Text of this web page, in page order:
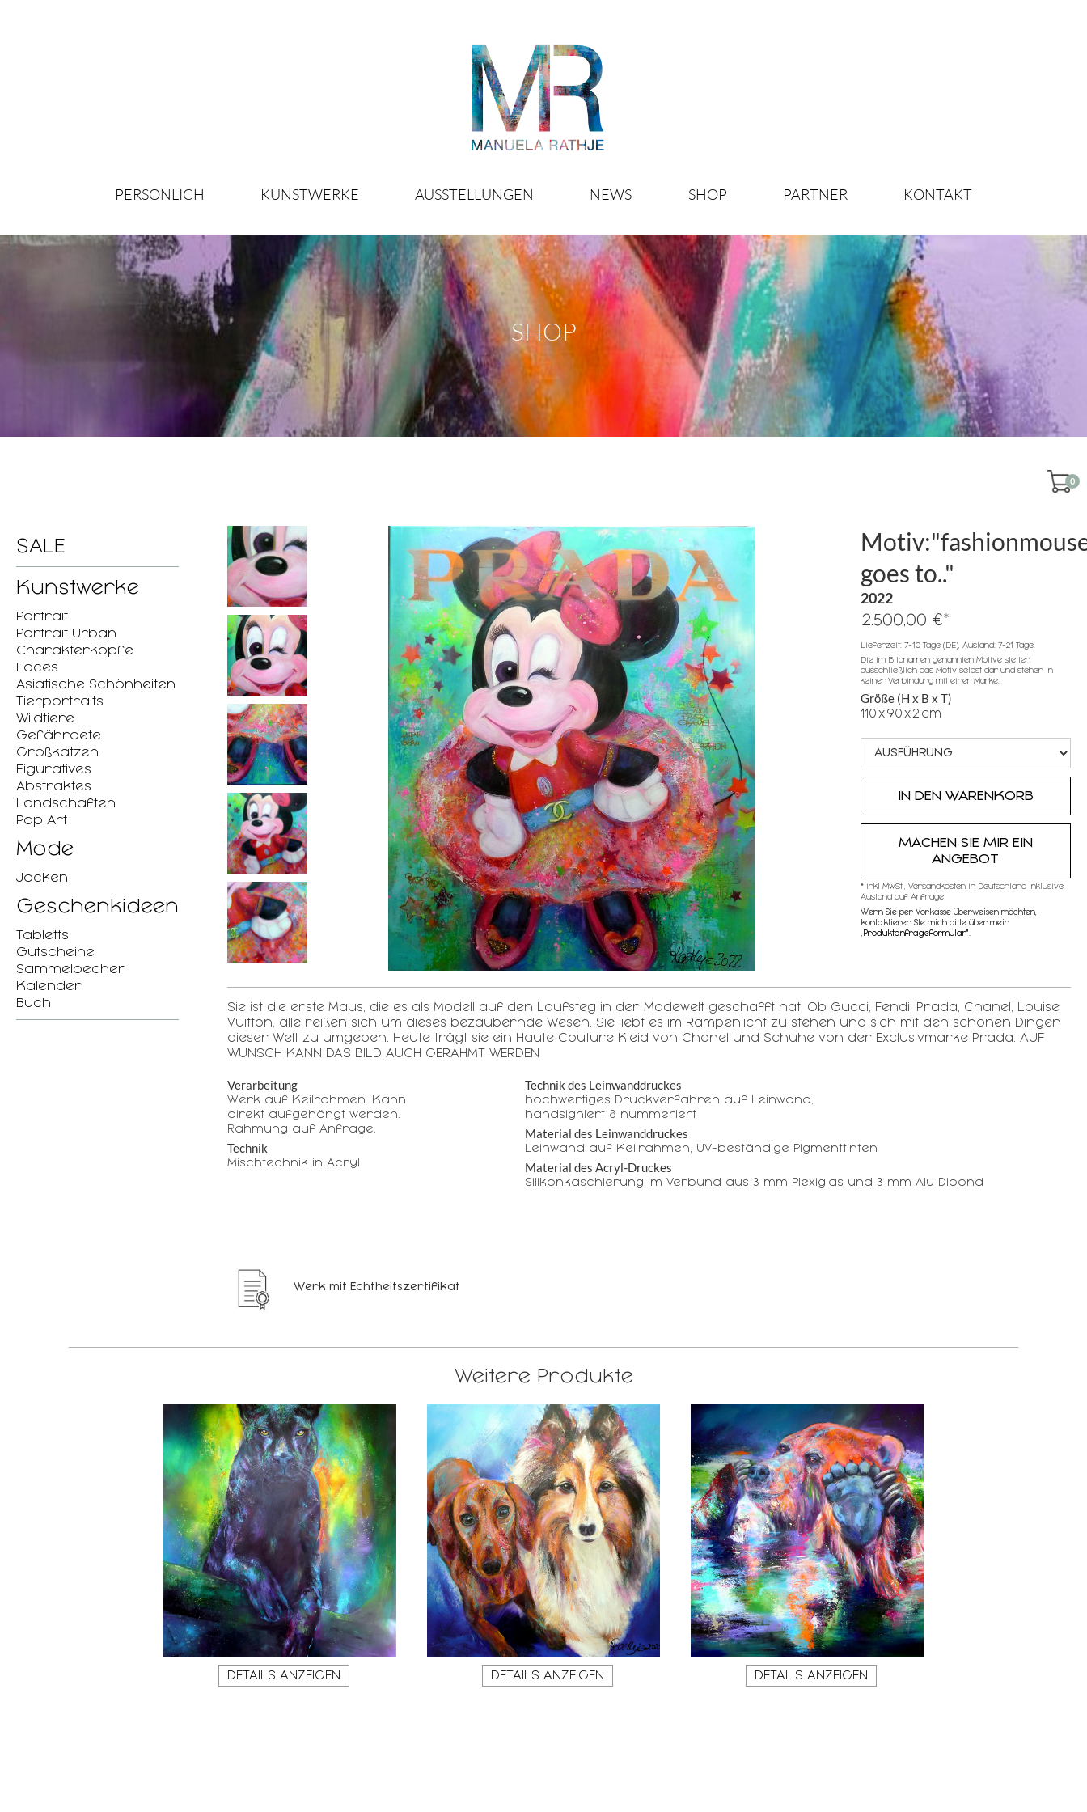
PERSÖNLICH KUNSTWERKE AUSSTELLUNGEN NEWS SHOP PARTNER KONTAKT
SHOP
0
SALE
Kunstwerke
Portrait
Portrait Urban
Charakterköpfe
Faces
Asiatische Schönheiten
Tierportraits
Wildtiere
Gefährdete
Großkatzen
Figuratives
Abstraktes
Landschaften
Pop Art
Mode
Jacken
Geschenkideen
Tabletts
Gutscheine
Sammelbecher
Kalender
Buch
goes to.."
2022
2.500,00 €*
Lieferzeit: 7-10 Tage (DE), Ausland: 7-21 Tage.
Die im Bildnamen genannten Motive stellen
ausschließlich das Motiv selbst dar und stehen in
keiner Verbindung mit einer Marke.
Größe (H x B x T)
110x90x2 cm
MACHEN SIE MIR EIN
ANGEBOT
* inkl MwSt,, Versandkosten in Deutschland inklusive,
Ausland auf Anfrage
Wenn Sie per Vorkasse überweisen möchten,
kontaktieren SIe mich bitte über mein
Produktanfrageformular"
Sie ist die erste Maus, die es als Modell auf den Laufsteg in der Modewelt geschafft hat. Ob Gucci, Fendi, Prada, Chanel, Louise
Vuitton, alle reißen sich um dieses bezaubernde Wesen. Sie liebt es im Rampenlicht zu stehen und sich mit den schönen Dingen
dieser Welt zu umgeben. Heute trägt sie ein Haute Couture Kleid von Chanel und Schuhe von der Exclusivmarke Prada. AUF
WUNSCH KANN DAS BILD AUCH GERAHMT WERDEN
Verarbeitung
Werk auf Keilrahmen. Kann
direkt aufgehängt werden.
Rahmung auf Anfrage.
Technik
Mischtechnik in Acryl
Technik des Leinwanddruckes
hochwertiges Druckverfahren auf Leinwand,
handsigniert & nummeriert
Material des Leinwanddruckes
Leinwand auf Keilrahmen, UV-beständige Pigmenttinten
Material des Acryl-Druckes
Silikonkaschierung im Verbund aus 3 mm Plexiglas und 3 mm Alu Dibond
Werk mit Echtheitszertifikat
Weitere Produkte
DETAILS ANZEIGEN DETAILS ANZEIGEN DETAILS ANZEIGEN